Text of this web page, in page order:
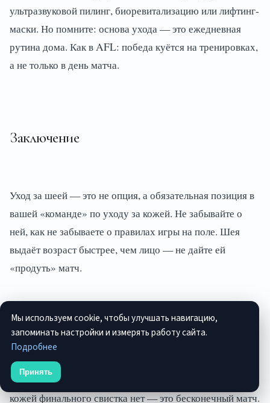
ультразвуковой пилинг, биоревитализацию или лифтинг-
маски. Но помните: основа ухода — это ежедневная
рутина дома. Как в AFL: победа куётся на тренировках,
а не только в день матча.
Заключение
Уход за шеей — это не опция, а обязательная позиция в
вашей «команде» по уходу за кожей. Не забывайте о
ней, как не забываете о правилах игры на поле. Шея
выдаёт возраст быстрее, чем лицо — не дайте ей
«продуть» матч.
Начните с малого: сегодня вечером нанесите крем на
шею. Завтра добавьте SPF. Через неделю — сыворотку
с HA. И через месяц вы увидите разницу. Как говорят в
AFL: «Игра идёт до финального свистка». В уходе за
кожей финального свистка нет — это бесконечный матч.
Мы используем cookie, чтобы улучшать навигацию,
запоминать настройки и измерять работу сайта.
Подробнее
Принять